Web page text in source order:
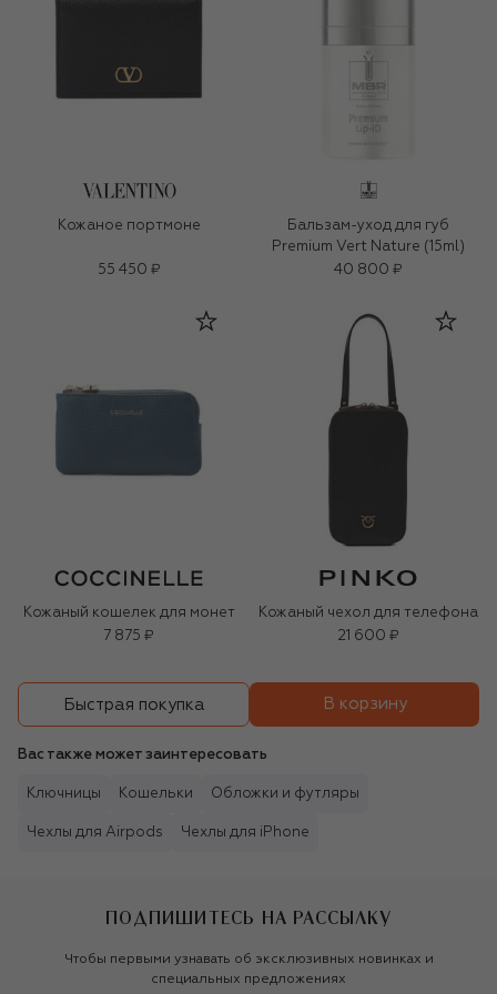
Кожаное портмоне
55 450 ₽
Бальзам-уход для губ
Premium Vert Nature (15ml)
40 800 ₽
Кожаный кошелек для монет
7 875 ₽
Кожаный чехол для телефона
21 600 ₽
Быстрая покупка В корзину
Вас также может заинтересовать
Ключницы Кошельки Обложки и футляры
Чехлы для Airpods Чехлы для iPhone
ПОДПИШИТЕСЬ НА РАССЫЛКУ
Чтобы первыми узнавать об эксклюзивных новинках и
специальных предложениях